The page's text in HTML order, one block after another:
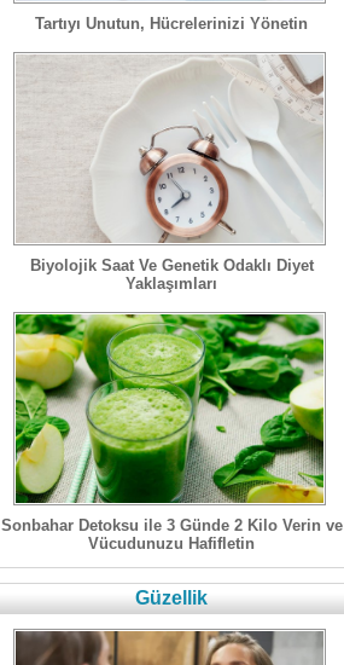
Tartıyı Unutun, Hücrelerinizi Yönetin
Biyolojik Saat Ve Genetik Odaklı Diyet
Yaklaşımları
Sonbahar Detoksu ile 3 Günde 2 Kilo Verin ve
Vücudunuzu Hafifletin
Güzellik